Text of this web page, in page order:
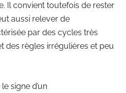
Il convient toutefois de rester
aussi relever de
par des cycles très
des règles irrégulières et peu
signe d’un